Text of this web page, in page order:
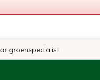
groenspecialist